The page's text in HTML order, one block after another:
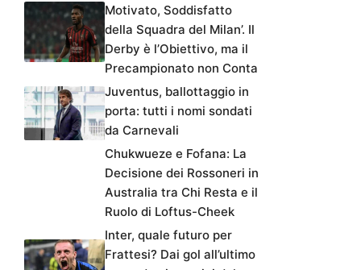
Motivato, Soddisfatto
della Squadra del Milan’. Il
Derby è l’Obiettivo, ma il
Precampionato non Conta
Juventus, ballottaggio in
porta: tutti i nomi sondati
da Carnevali
Chukwueze e Fofana: La
Decisione dei Rossoneri in
Australia tra Chi Resta e il
Ruolo di Loftus-Cheek
Inter, quale futuro per
Frattesi? Dai gol all’ultimo